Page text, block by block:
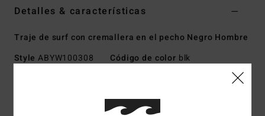
Detalles & características
Traje de surf con cremallera en el pecho Negro Hombre
Style ABYW100308 Código de color blk
Furnace Ultra